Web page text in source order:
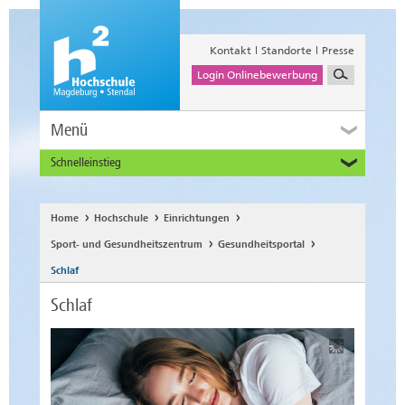
Kontakt Standorte
Presse
Login Onlinebewerbung
Menü
Schnelleinstieg
Alumni
Unternehmen und Institutionen
Beschäftigte
International
Home Hochschule Einrichtungen
Sport- und Gesundheitszentrum Gesundheitsportal
Schlaf
Schlaf